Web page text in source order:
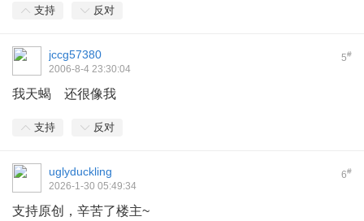
支持 反对
5#
jccg57380
2006-8-4 23:30:04
我天蝎 还很像我
支持 反对
6#
uglyduckling
2026-1-30 05:49:34
支持原创，辛苦了楼主~